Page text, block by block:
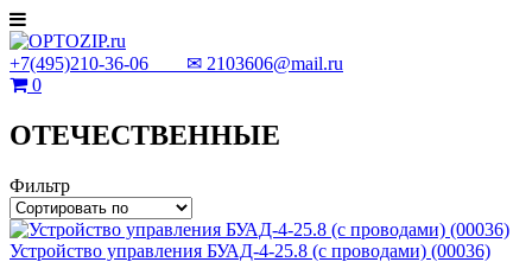
+7(495)210-36-06 ✉ 2103606@mail.ru
0
ОТЕЧЕСТВЕННЫЕ
Фильтр
Устройство управления БУАД-4-25.8 (с проводами) (00036)